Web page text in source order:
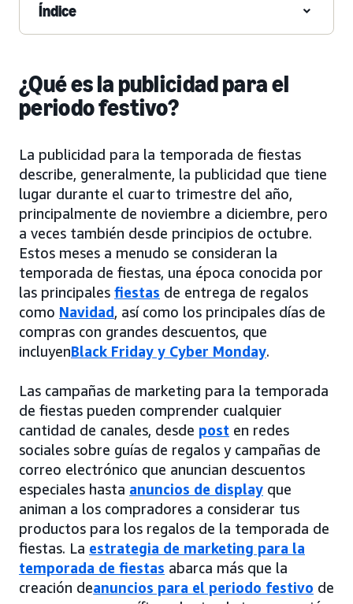
Índice
¿Qué es la publicidad para el
periodo festivo?
La publicidad para la temporada de fiestas
describe, generalmente, la publicidad que tiene
lugar durante el cuarto trimestre del año,
principalmente de noviembre a diciembre, pero
a veces también desde principios de octubre.
Estos meses a menudo se consideran la
temporada de fiestas, una época conocida por
las principales fiestas de entrega de regalos
como Navidad, así como los principales días de
compras con grandes descuentos, que
incluyenBlack Friday y Cyber Monday.
Las campañas de marketing para la temporada
de fiestas pueden comprender cualquier
cantidad de canales, desde post en redes
sociales sobre guías de regalos y campañas de
correo electrónico que anuncian descuentos
especiales hasta anuncios de display que
animan a los compradores a considerar tus
productos para los regalos de la temporada de
fiestas. La estrategia de marketing para la
temporada de fiestas abarca más que la
creación deanuncios para el periodo festivo de